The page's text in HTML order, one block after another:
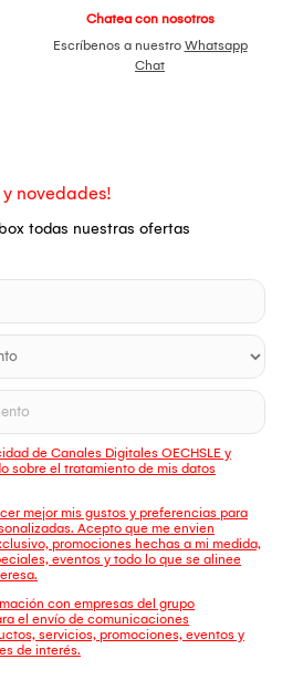
Chatea con nosotros
Escríbenos a nuestro Whatsapp
Chat
novedades!
todas nuestras ofertas
de Canales Digitales OECHSLE y
sobre el tratamiento de mis datos
mejor mis gustos y preferencias para
Acepto que me envien
promociones hechas a mi medida,
eventos y todo lo que se alinee
con empresas del grupo
el envío de comunicaciones
servicios, promociones, eventos y
de interés.